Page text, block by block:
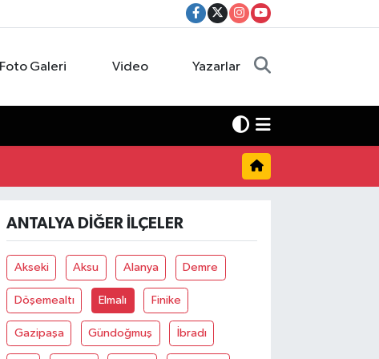
Foto Galeri Video Yazarlar
ANTALYA DIĞER İLÇELER
Akseki Aksu Alanya Demre
Döşemealtı Elmalı Finike
Gazipaşa Gündoğmuş İbradı